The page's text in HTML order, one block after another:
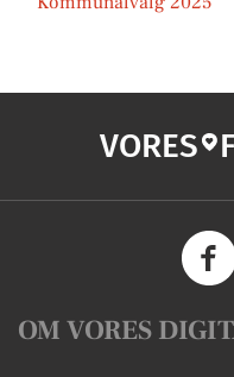
VORES
OM VORES